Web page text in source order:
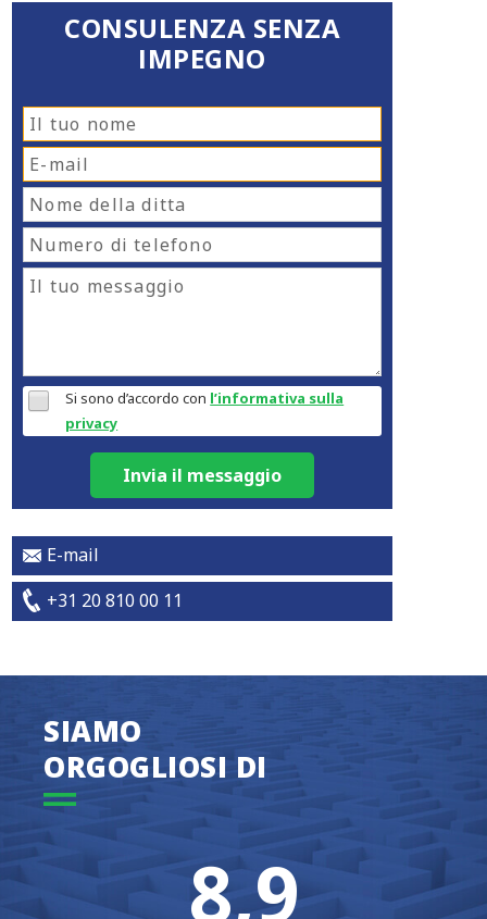
CONSULENZA SENZA
IMPEGNO
Si sono d’accordo con l’informativa sulla
privacy
Invia il messaggio
E-mail
+31 20 810 00 11
SIAMO
ORGOGLIOSI DI
8,9